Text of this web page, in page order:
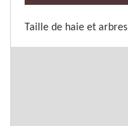
Taille de haie et